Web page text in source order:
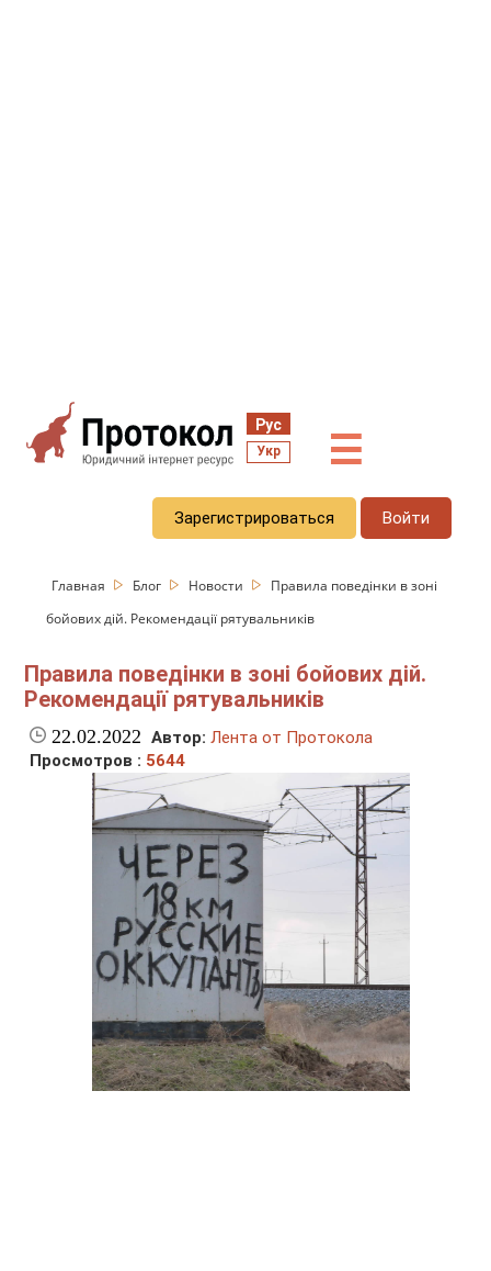
Рус
Укр ☰
Зарегистрироваться Войти
Главная Блог Новости
Правила поведінки в зоні
бойових дій. Рекомендації рятувальників
Правила поведінки в зоні бойових дій.
Рекомендації рятувальників
22.02.2022 Автор: Лента от Протокола
Просмотров : 5644